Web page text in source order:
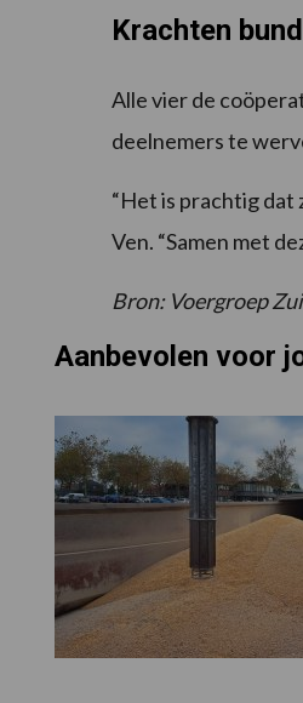
Krachten
Alle vier de
deelnemers te
“Het is prachtig dat
Ven. “Samen met
Bron: Voergroep
Aanbevolen voor